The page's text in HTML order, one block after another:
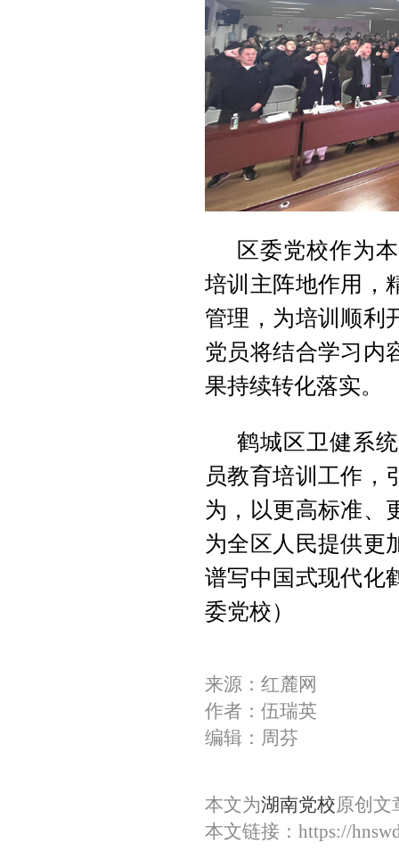
区委党校作为
培训主阵地作用，
管理，为培训顺利
党员将结合学习内
果持续转化落实。
鹤城区卫健系
员教育培训工作，
为，以更高标准、
为全区人民提供更
谱写中国式现代化
委党校）
来源：红麓网
作者：伍瑞英
编辑：周芬
本文为湖南党校原创文
本文链接： https://